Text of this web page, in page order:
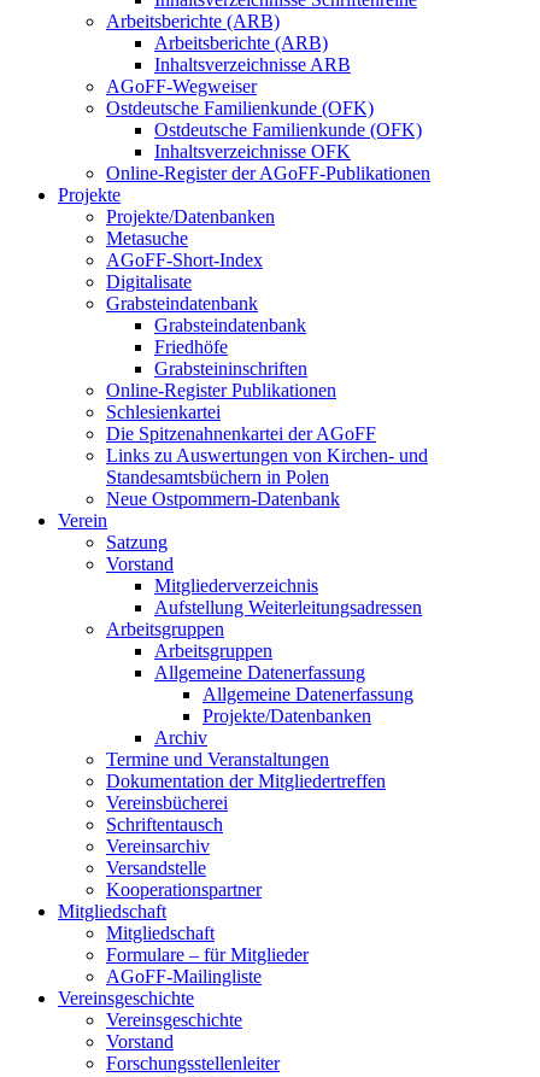
Arbeitsberichte (ARB)
Arbeitsberichte (ARB)
Inhaltsverzeichnisse ARB
AGoFF-Wegweiser
Ostdeutsche Familienkunde (OFK)
Ostdeutsche Familienkunde (OFK)
Inhaltsverzeichnisse OFK
Online-Register der AGoFF-Publikationen
Projekte
Projekte/Datenbanken
Metasuche
AGoFF-Short-Index
Digitalisate
Grabsteindatenbank
Grabsteindatenbank
Friedhöfe
Grabsteininschriften
Online-Register Publikationen
Schlesienkartei
Die Spitzenahnenkartei der AGoFF
Links zu Auswertungen von Kirchen- und
Standesamtsbüchern in Polen
Neue Ostpommern-Datenbank
Verein
Satzung
Vorstand
Mitgliederverzeichnis
Aufstellung Weiterleitungsadressen
Arbeitsgruppen
Arbeitsgruppen
Allgemeine Datenerfassung
Allgemeine Datenerfassung
Projekte/Datenbanken
Archiv
Termine und Veranstaltungen
Dokumentation der Mitgliedertreffen
Vereinsbücherei
Schriftentausch
Vereinsarchiv
Versandstelle
Kooperationspartner
Mitgliedschaft
Mitgliedschaft
Formulare – für Mitglieder
AGoFF-Mailingliste
Vereinsgeschichte
Vereinsgeschichte
Vorstand
Forschungsstellenleiter